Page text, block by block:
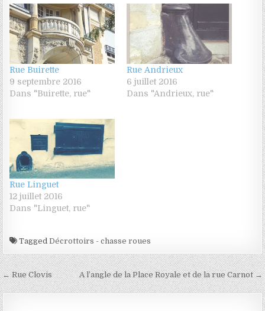
Rue Buirette
9 septembre 2016
Dans "Buirette, rue"
Rue Andrieux
6 juillet 2016
Dans "Andrieux, rue"
Rue Linguet
12 juillet 2016
Dans "Linguet, rue"
TaggedDécrottoirs - chasse roues
Navigation de l’article
A l’angle de la Place Royale et de la rue Carnot →
← Rue Clovis